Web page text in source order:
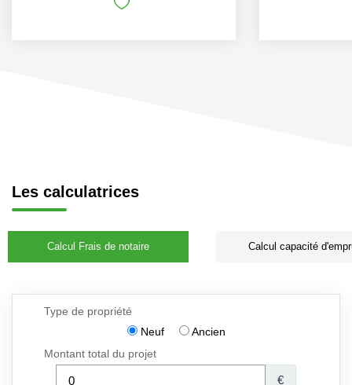
Les calculatrices
Calcul Frais de notaire Calcul capacité